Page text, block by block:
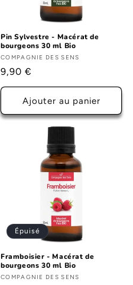
Pin Sylvestre - Macérat de
bourgeons 30 ml Bio
Fournisseur :
COMPAGNIE DES SENS
Prix
habituel
9,90 €
Ajouter au panier
Épuisé
Framboisier - Macérat de
bourgeons 30 ml Bio
Fournisseur :
COMPAGNIE DES SENS